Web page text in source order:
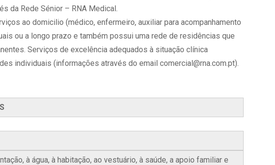
da Rede Sénior – RNA Medical.
ao domicilio (médico, enfermeiro, auxiliar para acompanhamento
ou a longo prazo e também possui uma rede de residências que
Serviços de excelência adequados à situação clínica
individuais (informações através do email comercial@rna.com.pt).
à água, à habitação, ao vestuário, à saúde, a apoio familiar e